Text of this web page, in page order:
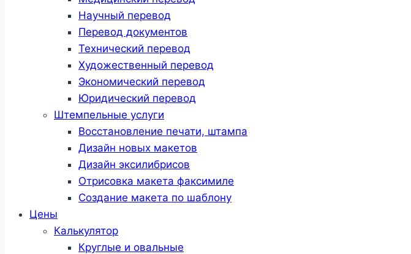
Научный перевод
Перевод документов
Технический перевод
Художественный перевод
Экономический перевод
Юридический перевод
Штемпельные услуги
Восстановление печати, штампа
Дизайн новых макетов
Дизайн эксилибрисов
Отрисовка макета факсимиле
Создание макета по шаблону
Цены
Калькулятор
Круглые и овальные